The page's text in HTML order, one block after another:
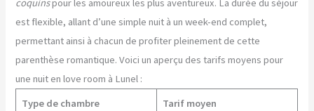
coquinspour les amoureux les plus aventureux. La durée du séjour
est flexible, allant d’une simple nuit à un week-end complet,
permettant ainsi à chacun de profiter pleinement de cette
parenthèse romantique. Voici un aperçu des tarifs moyens pour
une nuit en love room à Lunel :
Type de chambre
Tarif moyen